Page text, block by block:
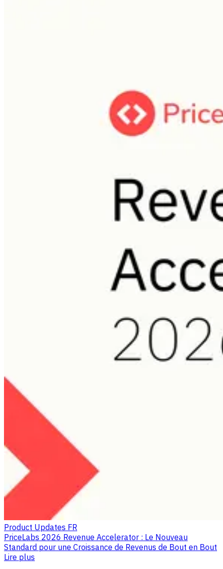
Product Updates FR
PriceLabs 2026 Revenue Accelerator : Le Nouveau
Standard pour une Croissance de Revenus de Bout en Bout
Lire plus